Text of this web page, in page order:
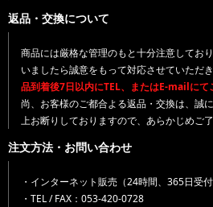
返品・交換について
商品には厳格な管理のもと十分注意してお
いましたら誠意をもって対応させていただき
品到着後7日以内にTEL、またはE-mailにて
尚、お客様のご都合よる返品・交換は、誠
上お断りしておりますので、あらかじめご
注文方法・お問い合わせ
・インターネット販売（24時間、365日受付
・TEL / FAX：053-420-0728